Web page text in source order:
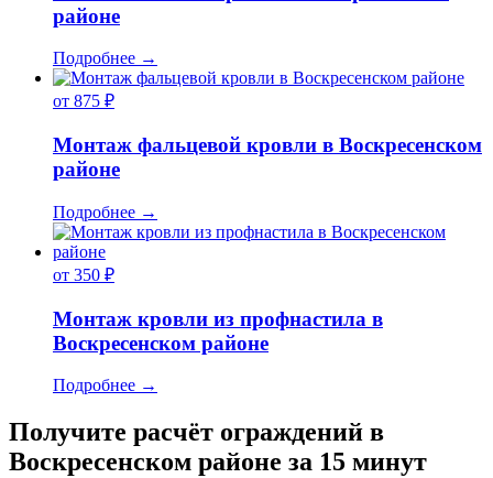
районе
Подробнее →
от 875 ₽
Монтаж фальцевой кровли в Воскресенском
районе
Подробнее →
от 350 ₽
Монтаж кровли из профнастила в
Воскресенском районе
Подробнее →
Получите расчёт ограждений в
Воскресенском районе за 15 минут